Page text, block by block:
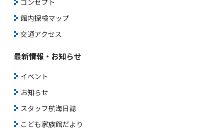
館内探検マップ
交通アクセス
最新情報・お知らせ
イベント
お知らせ
スタッフ航海日誌
こども家族館だより